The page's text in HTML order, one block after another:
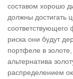
составом хорошо
должны достигать
соответствующего
риска они будут
портфеле в
альтернатива
распределением